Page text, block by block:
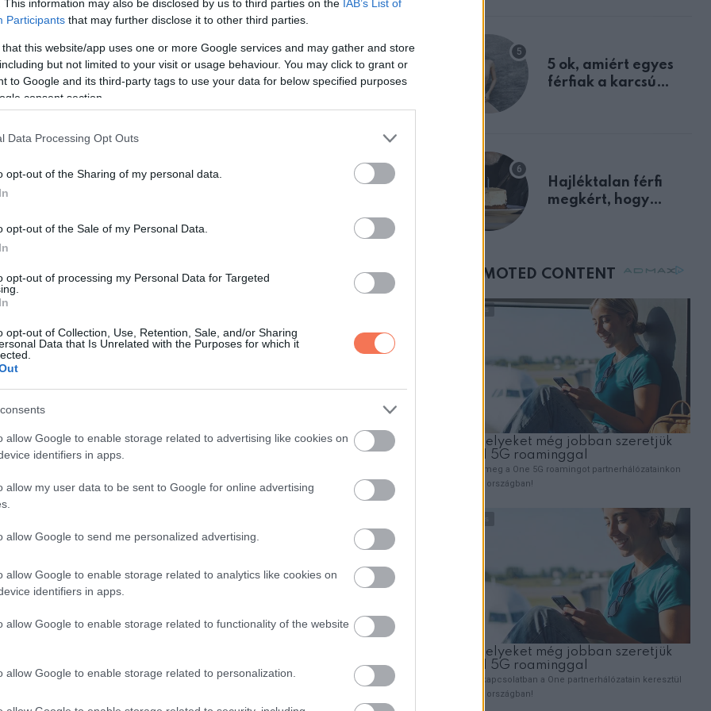
This information may also be disclosed by us to third parties on the IAB’s List of
Participants that may further disclose it to other third parties.
that this website/app uses one or more Google services and may gather and store
but not limited to your visit or usage behaviour. You may click to grant or
to Google and its third-party tags to use your data for below specified purposes
consent section.
Data Processing Opt Outs
opt-out of the Sharing of my personal data.
opt-out of the Sale of my Personal Data.
opt-out of processing my Personal Data for Targeted
opt-out of Collection, Use, Retention, Sale, and/or Sharing
Data that Is Unrelated with the Purposes for which it
allow Google to enable storage related to advertising like cookies on
identifiers in apps.
allow my user data to be sent to Google for online advertising
allow Google to send me personalized advertising.
allow Google to enable storage related to analytics like cookies on
identifiers in apps.
allow Google to enable storage related to functionality of the website
allow Google to enable storage related to personalization.
összeugrott a gyomrom.
a rágógumis müzli?”
a konyhába. A levelet letettem az asztalra.
ki.
csinálni?”
Whitmore bácsi kertjébe? Kellene még levél festeni.”
hajam, letöröltem a lekvárt a gyerekek arcáról. Aztán újra és újra
tintát.
az ablaknál álltam. A Whitmore-féle almafa ágai csavarodva
meg rendszeresen becsúsztatott egy borítéknyi pénzt, hogy
puszit a hajamra, és visszament a vacsorához.
felkeltem, járkáltam a házban. Időnként megálltam a hátsó
5 ok, amiért egyes
férfiak a karcsú
Hajléktalan férfi
megkért, hogy
mellettem ült az első